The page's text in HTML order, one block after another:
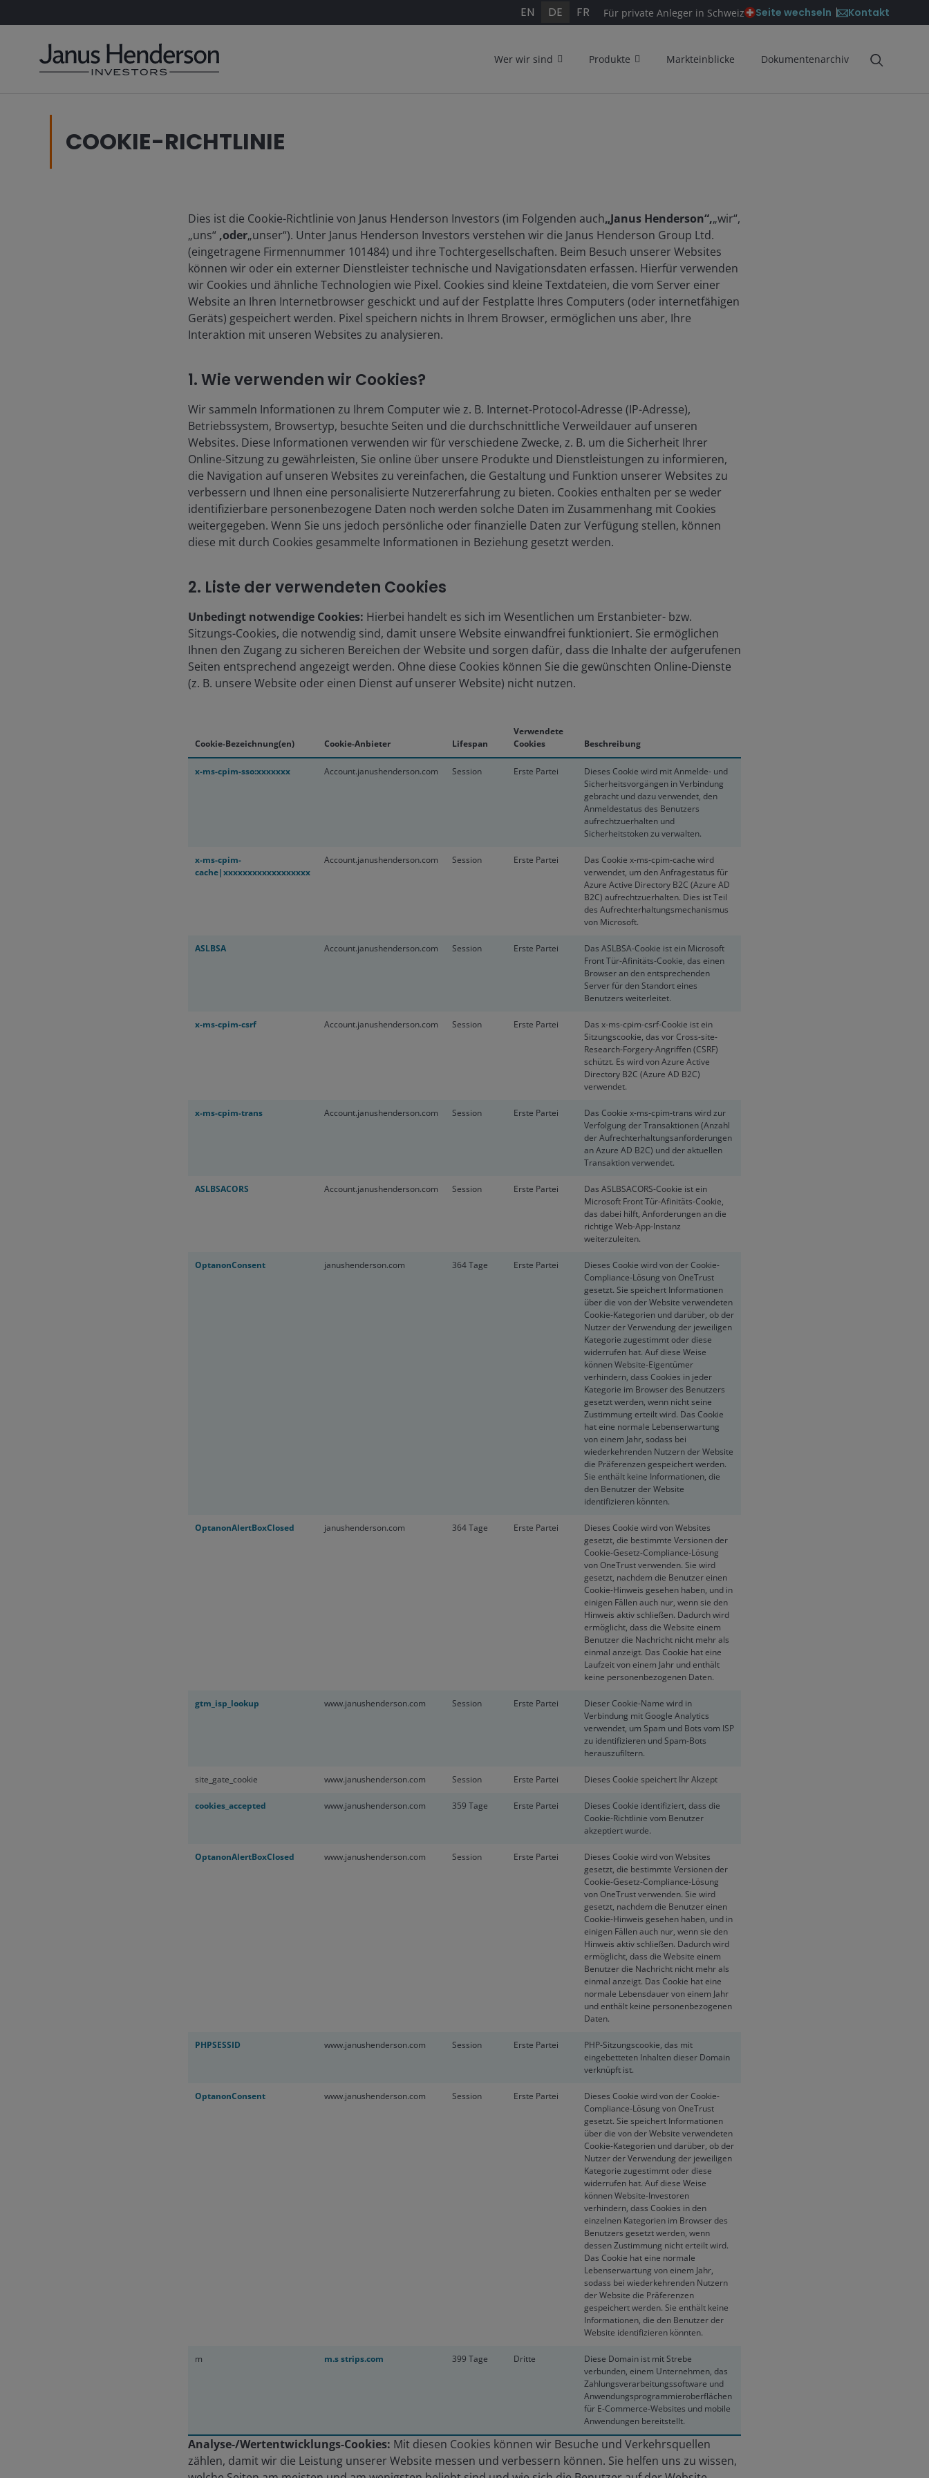
EN DE FR Für private Anleger in Schweiz Seite wechseln Kontakt
Wer wir sind Produkte Markteinblicke Dokumentenarchiv
COOKIE-RICHTLINIE
Dies ist die Cookie-Richtlinie von Janus Henderson Investors (im Folgenden auch„Janus Henderson“,„wir“,
„uns“ ,oder„unser“). Unter Janus Henderson Investors verstehen wir die Janus Henderson Group Ltd.
(eingetragene Firmennummer 101484) und ihre Tochtergesellschaften. Beim Besuch unserer Websites
können wir oder ein externer Dienstleister technische und Navigationsdaten erfassen. Hierfür verwenden
wir Cookies und ähnliche Technologien wie Pixel. Cookies sind kleine Textdateien, die vom Server einer
Website an Ihren Internetbrowser geschickt und auf der Festplatte Ihres Computers (oder internetfähigen
Geräts) gespeichert werden. Pixel speichern nichts in Ihrem Browser, ermöglichen uns aber, Ihre
Interaktion mit unseren Websites zu analysieren.
1. Wie verwenden wir Cookies?
Wir sammeln Informationen zu Ihrem Computer wie z. B. Internet-Protocol-Adresse (IP-Adresse),
Betriebssystem, Browsertyp, besuchte Seiten und die durchschnittliche Verweildauer auf unseren
Websites. Diese Informationen verwenden wir für verschiedene Zwecke, z. B. um die Sicherheit Ihrer
Online-Sitzung zu gewährleisten, Sie online über unsere Produkte und Dienstleistungen zu informieren,
die Navigation auf unseren Websites zu vereinfachen, die Gestaltung und Funktion unserer Websites zu
verbessern und Ihnen eine personalisierte Nutzererfahrung zu bieten. Cookies enthalten per se weder
identifizierbare personenbezogene Daten noch werden solche Daten im Zusammenhang mit Cookies
weitergegeben. Wenn Sie uns jedoch persönliche oder finanzielle Daten zur Verfügung stellen, können
diese mit durch Cookies gesammelte Informationen in Beziehung gesetzt werden.
2. Liste der verwendeten Cookies
Unbedingt notwendige Cookies: Hierbei handelt es sich im Wesentlichen um Erstanbieter- bzw.
Sitzungs-Cookies, die notwendig sind, damit unsere Website einwandfrei funktioniert. Sie ermöglichen
Ihnen den Zugang zu sicheren Bereichen der Website und sorgen dafür, dass die Inhalte der aufgerufenen
Seiten entsprechend angezeigt werden. Ohne diese Cookies können Sie die gewünschten Online-Dienste
(z. B. unsere Website oder einen Dienst auf unserer Website) nicht nutzen.
Cookie-Bezeichnung(en) Cookie-Anbieter Lifespan
Verwendete
Cookies
Beschreibung
x-ms-cpim-sso:xxxxxxx Account.janushenderson.com Session Erste Partei
Dieses Cookie wird mit Anmelde- und
Sicherheitsvorgängen in Verbindung
gebracht und dazu verwendet, den
Anmeldestatus des Benutzers
aufrechtzuerhalten und
Sicherheitstoken zu verwalten.
x-ms-cpim-
cache|xxxxxxxxxxxxxxxxxx
Account.janushenderson.com Session Erste Partei
Das Cookie x-ms-cpim-cache wird
verwendet, um den Anfragestatus für
Azure Active Directory B2C (Azure AD
B2C) aufrechtzuerhalten. Dies ist Teil
des Aufrechterhaltungsmechanismus
von Microsoft.
ASLBSA Account.janushenderson.com Session Erste Partei
Das ASLBSA-Cookie ist ein Microsoft
Front Tür-Afinitäts-Cookie, das einen
Browser an den entsprechenden
Server für den Standort eines
Benutzers weiterleitet.
x-ms-cpim-csrf Account.janushenderson.com Session Erste Partei
Das x-ms-cpim-csrf-Cookie ist ein
Sitzungscookie, das vor Cross-site-
Research-Forgery-Angriffen (CSRF)
schützt. Es wird von Azure Active
Directory B2C (Azure AD B2C)
verwendet.
x-ms-cpim-trans Account.janushenderson.com Session Erste Partei
Das Cookie x-ms-cpim-trans wird zur
Verfolgung der Transaktionen (Anzahl
der Aufrechterhaltungsanforderungen
an Azure AD B2C) und der aktuellen
Transaktion verwendet.
ASLBSACORS Account.janushenderson.com Session Erste Partei
Das ASLBSACORS-Cookie ist ein
Microsoft Front Tür-Afinitäts-Cookie,
das dabei hilft, Anforderungen an die
richtige Web-App-Instanz
weiterzuleiten.
OptanonConsent janushenderson.com 364 Tage Erste Partei
Dieses Cookie wird von der Cookie-
Compliance-Lösung von OneTrust
gesetzt. Sie speichert Informationen
über die von der Website verwendeten
Cookie-Kategorien und darüber, ob der
Nutzer der Verwendung der jeweiligen
Kategorie zugestimmt oder diese
widerrufen hat. Auf diese Weise
können Website-Eigentümer
verhindern, dass Cookies in jeder
Kategorie im Browser des Benutzers
gesetzt werden, wenn nicht seine
Zustimmung erteilt wird. Das Cookie
hat eine normale Lebenserwartung
von einem Jahr, sodass bei
wiederkehrenden Nutzern der Website
die Präferenzen gespeichert werden.
Sie enthält keine Informationen, die
den Benutzer der Website
identifizieren könnten.
OptanonAlertBoxClosed janushenderson.com 364 Tage Erste Partei
Dieses Cookie wird von Websites
gesetzt, die bestimmte Versionen der
Cookie-Gesetz-Compliance-Lösung
von OneTrust verwenden. Sie wird
gesetzt, nachdem die Benutzer einen
Cookie-Hinweis gesehen haben, und in
einigen Fällen auch nur, wenn sie den
Hinweis aktiv schließen. Dadurch wird
ermöglicht, dass die Website einem
Benutzer die Nachricht nicht mehr als
einmal anzeigt. Das Cookie hat eine
Laufzeit von einem Jahr und enthält
keine personenbezogenen Daten.
gtm_isp_lookup www.janushenderson.com Session Erste Partei
Dieser Cookie-Name wird in
Verbindung mit Google Analytics
verwendet, um Spam und Bots vom ISP
zu identifizieren und Spam-Bots
herauszufiltern.
site_gate_cookie www.janushenderson.com Session Erste Partei Dieses Cookie speichert Ihr Akzept
cookies_accepted www.janushenderson.com 359 Tage Erste Partei
Dieses Cookie identifiziert, dass die
Cookie-Richtlinie vom Benutzer
akzeptiert wurde.
OptanonAlertBoxClosed www.janushenderson.com Session Erste Partei
Dieses Cookie wird von Websites
gesetzt, die bestimmte Versionen der
Cookie-Gesetz-Compliance-Lösung
von OneTrust verwenden. Sie wird
gesetzt, nachdem die Benutzer einen
Cookie-Hinweis gesehen haben, und in
einigen Fällen auch nur, wenn sie den
Hinweis aktiv schließen. Dadurch wird
ermöglicht, dass die Website einem
Benutzer die Nachricht nicht mehr als
einmal anzeigt. Das Cookie hat eine
normale Lebensdauer von einem Jahr
und enthält keine personenbezogenen
Daten.
PHPSESSID www.janushenderson.com Session Erste Partei
PHP-Sitzungscookie, das mit
eingebetteten Inhalten dieser Domain
verknüpft ist.
OptanonConsent www.janushenderson.com Session Erste Partei
Dieses Cookie wird von der Cookie-
Compliance-Lösung von OneTrust
gesetzt. Sie speichert Informationen
über die von der Website verwendeten
Cookie-Kategorien und darüber, ob der
Nutzer der Verwendung der jeweiligen
Kategorie zugestimmt oder diese
widerrufen hat. Auf diese Weise
können Website-Investoren
verhindern, dass Cookies in den
einzelnen Kategorien im Browser des
Benutzers gesetzt werden, wenn
dessen Zustimmung nicht erteilt wird.
Das Cookie hat eine normale
Lebenserwartung von einem Jahr,
sodass bei wiederkehrenden Nutzern
der Website die Präferenzen
gespeichert werden. Sie enthält keine
Informationen, die den Benutzer der
Website identifizieren könnten.
m m.s strips.com 399 Tage Dritte
Diese Domain ist mit Strebe
verbunden, einem Unternehmen, das
Zahlungsverarbeitungssoftware und
Anwendungsprogrammieroberflächen
für E-Commerce-Websites und mobile
Anwendungen bereitstellt.
Analyse-/Wertentwicklungs-Cookies: Mit diesen Cookies können wir Besuche und Verkehrsquellen
zählen, damit wir die Leistung unserer Website messen und verbessern können. Sie helfen uns zu wissen,